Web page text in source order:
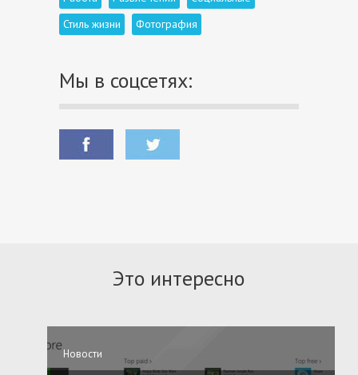
Стиль жизни
Фотография
Мы в соцсетях:
Это интересно
Новости